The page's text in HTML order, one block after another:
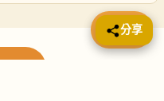
📤 分享
分享